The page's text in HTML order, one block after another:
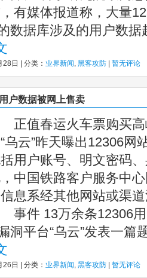
媒体报道称，大量
数据库涉及的用户数
日 | 分类： 业界新闻, 黑客攻防 暂无评论
户数据被网上售卖
值春运火车票购买高
乌云”昨天曝出12306网
用户账号、明文密码
中国铁路客户服务中
信息系经其他网站或渠
件 13万余条
洞平台“乌云”发表一篇
日 | 分类： 业界新闻, 黑客攻防 暂无评论